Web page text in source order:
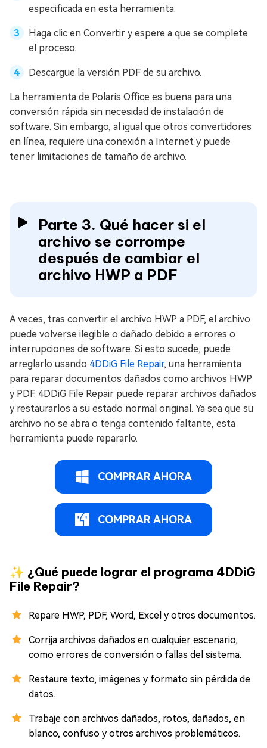
especificada en esta herramienta.
Haga clic en Convertir y espere a que se complete
el proceso.
Descargue la versión PDF de su archivo.
La herramienta de Polaris Office es buena para una
conversión rápida sin necesidad de instalación de
software. Sin embargo, al igual que otros convertidores
en línea, requiere una conexión a Internet y puede
tener limitaciones de tamaño de archivo.
Parte 3. Qué hacer si el
archivo se corrompe
después de cambiar el
archivo HWP a PDF
A veces, tras convertir el archivo HWP a PDF, el archivo
puede volverse ilegible o dañado debido a errores o
interrupciones de software. Si esto sucede, puede
arreglarlo usando 4DDiG File Repair, una herramienta
para reparar documentos dañados como archivos HWP
y PDF. 4DDiG File Repair puede reparar archivos dañados
y restaurarlos a su estado normal original. Ya sea que su
archivo no se abra o tenga contenido faltante, esta
herramienta puede repararlo.
COMPRAR AHORA
COMPRAR AHORA
✨ ¿Qué puede lograr el programa 4DDiG
File Repair?
Repare HWP, PDF, Word, Excel y otros documentos.
Corrija archivos dañados en cualquier escenario,
como errores de conversión o fallas del sistema.
Restaure texto, imágenes y formato sin pérdida de
datos.
Trabaje con archivos dañados, rotos, dañados, en
blanco, confuso y otros archivos problemáticos.